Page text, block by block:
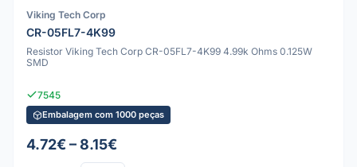
Viking Tech Corp
CR-05FL7-4K99
Resistor Viking Tech Corp CR-05FL7-4K99 4.99k Ohms 0.125W
SMD
7545
Embalagem com 1000 peças
4.72€ – 8.15€